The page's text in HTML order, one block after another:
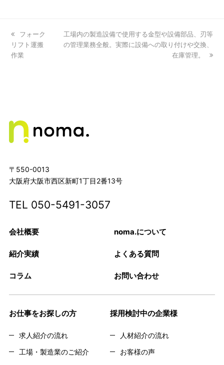
previous
post:
フォーク
リフト運搬
作業
next
post:
⼯場内の製造設備で使⽤する⾦型や設備部品、刃等
の管理業務全般。実際に設備への取り付けや交換、
在庫管理。
〒550-0013
大阪府大阪市西区新町1丁目2番13号
TEL 050-5491-3057
会社概要 noma.について
紹介実績 よくある質問
コラム お問い合わせ
お仕事をお探しの方
求人紹介の流れ
工場・製造業のご紹介
採用検討中の企業様
人材紹介の流れ
お客様の声